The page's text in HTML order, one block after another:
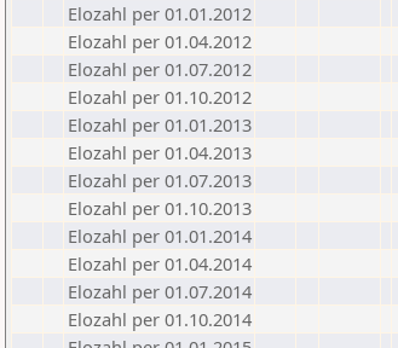
Elozahl per 01.01.2012
Elozahl per 01.04.2012
Elozahl per 01.07.2012
Elozahl per 01.10.2012
Elozahl per 01.01.2013
Elozahl per 01.04.2013
Elozahl per 01.07.2013
Elozahl per 01.10.2013
Elozahl per 01.01.2014
Elozahl per 01.04.2014
Elozahl per 01.07.2014
Elozahl per 01.10.2014